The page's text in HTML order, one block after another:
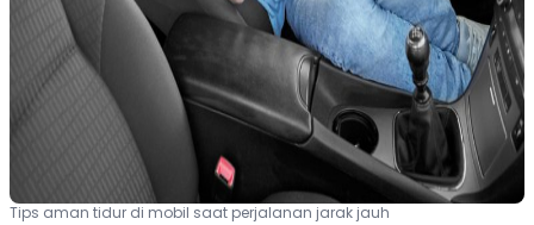
Tips aman tidur di mobil saat perjalanan jarak jauh